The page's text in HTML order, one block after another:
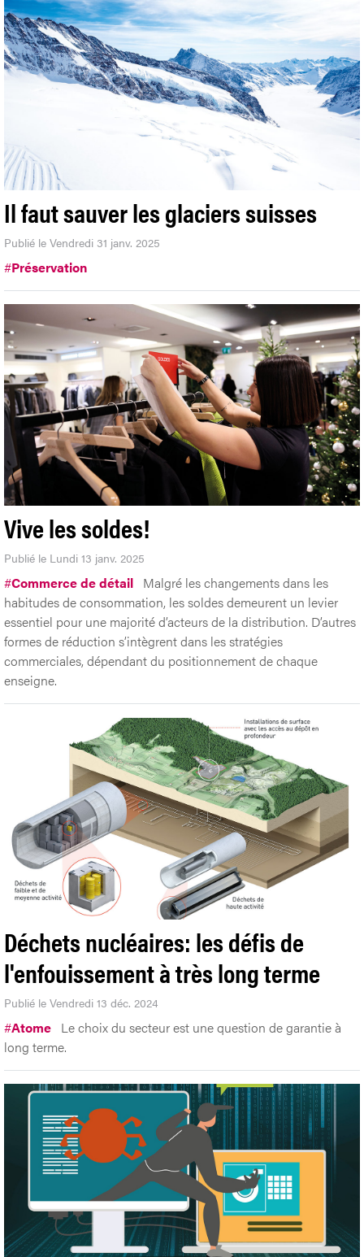
Il faut sauver les glaciers suisses
Publié le Vendredi 31 janv. 2025
#Préservation
Vive les soldes!
Publié le Lundi 13 janv. 2025
#Commerce de détail Malgré les changements dans les
habitudes de consommation, les soldes demeurent un levier
essentiel pour une majorité d’acteurs de la distribution. D’autres
formes de réduction s’intègrent dans les stratégies
commerciales, dépendant du positionnement de chaque
enseigne.
Déchets nucléaires: les défis de
l'enfouissement à très long terme
Publié le Vendredi 13 déc. 2024
#Atome Le choix du secteur est une question de garantie à
long terme.